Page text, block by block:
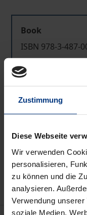
Zustimmung
Diese Webseite
Wir verwenden
personalisieren,
zu können und die
analysieren.
Verwendung
soziale Medien,
Book
ISBN 978-3-487-
Prices include VAT.
Add to Wish List
Delivery cost notice